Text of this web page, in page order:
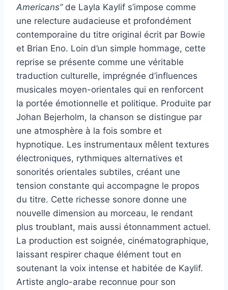
Americans”de Layla Kaylif s’impose comme
une relecture audacieuse et profondément
contemporaine du titre original écrit par Bowie
et Brian Eno. Loin d’un simple hommage, cette
reprise se présente comme une véritable
traduction culturelle, imprégnée d’influences
musicales moyen-orientales qui en renforcent
la portée émotionnelle et politique. Produite par
Johan Bejerholm, la chanson se distingue par
une atmosphère à la fois sombre et
hypnotique. Les instrumentaux mêlent textures
électroniques, rythmiques alternatives et
sonorités orientales subtiles, créant une
tension constante qui accompagne le propos
du titre. Cette richesse sonore donne une
nouvelle dimension au morceau, le rendant
plus troublant, mais aussi étonnamment actuel.
La production est soignée, cinématographique,
laissant respirer chaque élément tout en
soutenant la voix intense et habitée de Kaylif.
Artiste anglo-arabe reconnue pour son